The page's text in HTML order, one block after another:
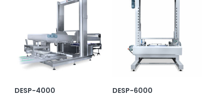
DESP-4000 DESP-6000